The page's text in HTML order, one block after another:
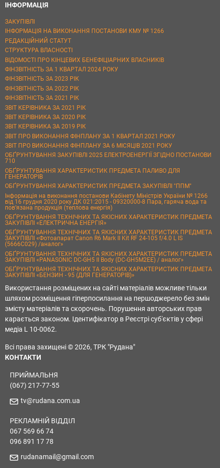
ІНФОРМАЦІЯ
ЗАКУПІВЛІ
ІНФОРМАЦІЯ НА ВИКОНАННЯ ПОСТАНОВИ КМУ № 1266
РЕДАКЦІЙНИЙ СТАТУТ
СТРУКТУРА ВЛАСНОСТІ
ВІДОМОСТІ ПРО КІНЦЕВИХ БЕНЕФІЦІАРНИХ ВЛАСНИКІВ
ФІНЗВІТНІСТЬ ЗА 1 КВАРТАЛ 2024 РОКУ
ФІНЗВІТНІСТЬ ЗА 2023 РІК
ФІНЗВІТНІСТЬ ЗА 2022 РІК
ФІНЗВІТНІСТЬ ЗА 2021 РІК
ЗВІТ КЕРІВНИКА ЗА 2021 РІК
ЗВІТ КЕРІВНИКА ЗА 2020 РІК
ЗВІТ КЕРІВНИКА ЗА 2019 РІК
ЗВІТ ПРО ВИКОНАННЯ ФІНПЛАНУ ЗА 1 КВАРТАЛ 2021 РОКУ
ЗВІТ ПРО ВИКОНАННЯ ФІНПЛАНУ ЗА 6 МІСЯЦІВ 2021 РОКУ
ОБҐРУНТУВАННЯ ЗАКУПІВЛІ 2025 ЕЛЕКТРОЕНЕРГІЇ ЗГІДНО ПОСТАНОВИ
710
ОБҐРУНТУВАННЯ ХАРАКТЕРИСТИК ПРЕДМЕТА ПАЛИВО ДЛЯ
ГЕНЕРАТОРІВ
ОБҐРУНТУВАННЯ ХАРАКТЕРИСТИК ПРЕДМЕТА ЗАКУПІВЛІ "ППМ"
Інформація на виконання постанови Кабінету Міністрів України № 1266
від 16 грудня 2020 року ДК 021:2015 - 09320000-8 Пара, гаряча вода та
пов’язана продукція (теплова енергія)
ОБҐРУНТУВАННЯ ТЕХНІЧНИХ ТА ЯКІСНИХ ХАРАКТЕРИСТИК ПРЕДМЕТА
ЗАКУПІВЛІ «ЕЛЕКТРИЧНА ЕНЕРГІЯ»
ОБҐРУНТУВАННЯ ТЕХНІЧНИХ ТА ЯКІСНИХ ХАРАКТЕРИСТИК ПРЕДМЕТА
ЗАКУПІВЛІ «Фотоапарат Canon R6 Mark II Kit RF 24-105 f/4.0 L IS
(5666C029) /аналог»
ОБҐРУНТУВАННЯ ТЕХНІЧНИХ ТА ЯКІСНИХ ХАРАКТЕРИСТИК ПРЕДМЕТА
ЗАКУПІВЛІ «PANASONIC DC-GH5 II Body (DC-GH5M2EE) / аналог»
ОБҐРУНТУВАННЯ ТЕХНІЧНИХ ТА ЯКІСНИХ ХАРАКТЕРИСТИК ПРЕДМЕТА
ЗАКУПІВЛІ «БЕНЗИН - 95 (ДЛЯ ГЕНЕРАТОРІВ)»
Використання розміщених на сайті матеріалів можливе тільки
шляхом розміщення гіперпосилання на першоджерело без змін
змісту матеріалів та скорочень. Порушення авторських прав
карається законом. Ідентифікатор в Реєстрі суб'єктів у сфері
медіа L 10-0062.
Всі права захищені © 2026, ТРК "Рудана"
КОНТАКТИ
ПРИЙМАЛЬНЯ
(067) 217-77-55
tv@rudana.com.ua
РЕКЛАМНІЙ ВІДДІЛ
067 569 66 74
096 891 17 78
rudanamail@gmail.com